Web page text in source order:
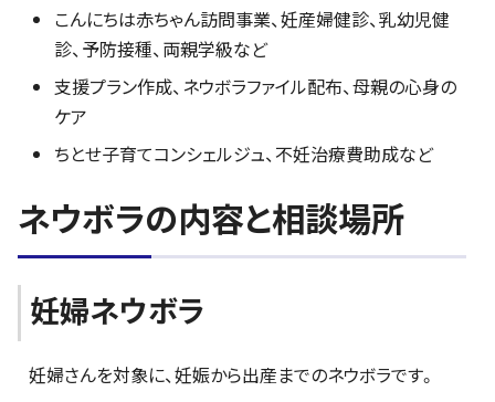
こんにちは赤ちゃん訪問事業、妊産婦健診、乳幼児健
診、予防接種、両親学級など
支援プラン作成、ネウボラファイル配布、母親の心身の
ケア
ちとせ子育てコンシェルジュ、不妊治療費助成など
ネウボラの内容と相談場所
妊婦ネウボラ
妊婦さんを対象に、妊娠から出産までのネウボラです。